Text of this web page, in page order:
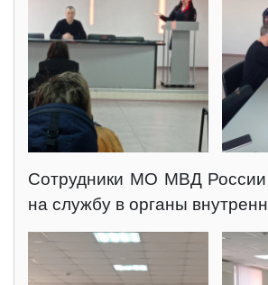
Сотрудники МО МВД России
на службу в органы